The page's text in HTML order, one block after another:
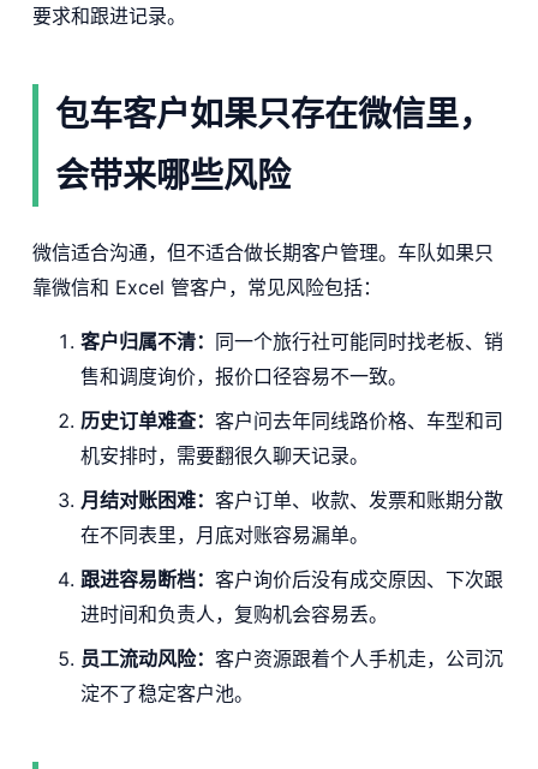
要求和跟进记录。
包车客户如果只存在微信里，
会带来哪些风险
微信适合沟通，但不适合做长期客户管理。车队如果只
靠微信和 Excel 管客户，常见风险包括：
客户归属不清： 同一个旅行社可能同时找老板、销
售和调度询价，报价口径容易不一致。
历史订单难查： 客户问去年同线路价格、车型和司
机安排时，需要翻很久聊天记录。
月结对账困难： 客户订单、收款、发票和账期分散
在不同表里，月底对账容易漏单。
跟进容易断档： 客户询价后没有成交原因、下次跟
进时间和负责人，复购机会容易丢。
员工流动风险： 客户资源跟着个人手机走，公司沉
淀不了稳定客户池。